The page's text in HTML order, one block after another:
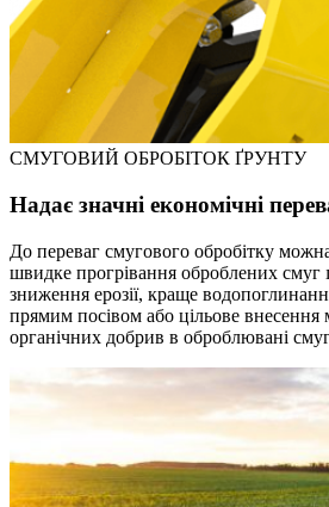
СМУГОВИЙ ОБРОБІТОК ҐРУНТУ
Надає значні економічні
До переваг смугового обробітку
швидке прогрівання оброблених смуг
зниження ерозії, краще
прямим посівом або цільове внесення
органічних добрив в оброблювані